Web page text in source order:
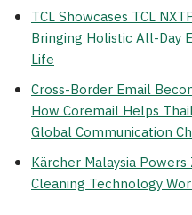
TCL Showcases TCL
Bringing Holistic All-Day
Life
Cross-Border Email
How Coremail Helps
Global Communication
Kärcher Malaysia
Cleaning Technology